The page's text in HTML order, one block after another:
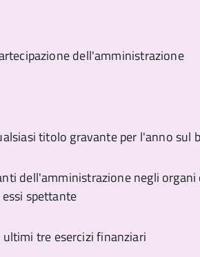
dell'amministrazione
titolo gravante per l'anno sul
dell'amministrazione negli
spettante
tre esercizi finanziari